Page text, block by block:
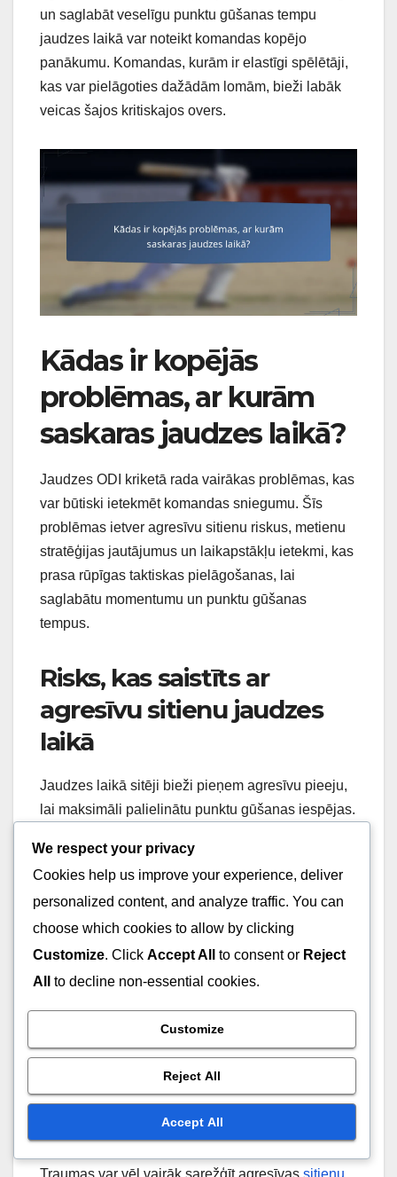
un saglabāt veselīgu punktu gūšanas tempu
jaudzes laikā var noteikt komandas kopējo
panākumu. Komandas, kurām ir elastīgi spēlētāji,
kas var pielāgoties dažādām lomām, bieži labāk
veicas šajos kritiskajos overs.
Kādas ir kopējās
problēmas, ar kurām
saskaras jaudzes laikā?
Jaudzes ODI kriketā rada vairākas problēmas, kas
var būtiski ietekmēt komandas sniegumu. Šīs
problēmas ietver agresīvu sitienu riskus, metienu
stratēģijas jautājumus un laikapstākļu ietekmi, kas
prasa rūpīgas taktiskas pielāgošanas, lai
saglabātu momentumu un punktu gūšanas
tempus.
Risks, kas saistīts ar
agresīvu sitienu jaudzes
laikā
Jaudzes laikā sitēji bieži pieņem agresīvu pieeju,
lai maksimāli palielinātu punktu gūšanas iespējas.
agrīna vārtu zaudēšana, kas var destabilizēt sitēju
sastāvu. Viens izsitiens var mainīt momentumu,
novedot pie piesardzīgākas pieejas, kas var kavēt
punktu gūšanu.
Spēlētāji var arī saskarties ar palielinātu spiedienu
sitieniem un sliktas lēmumu pieņemšanas. Ir
būtiski, lai sitēji līdzsvarotu agresiju ar
piesardzību, nodrošinot, ka viņi izmanto laukuma
ierobežojumus, vienlaikus saglabājot savus
Traumas var vēl vairāk sarežģīt agresīvas sitienu
We respect your privacy
Cookies help us improve your experience, deliver
personalized content, and analyze traffic. You can
choose which cookies to allow by clicking
Customize. Click Accept All to consent or Reject
All
to decline non-essential cookies.
Customize
Reject All
Accept All